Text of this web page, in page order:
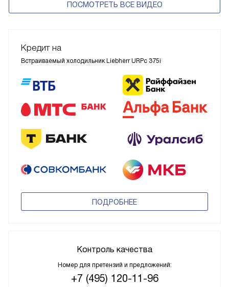
ПОСМОТРЕТЬ ВСЕ ВИДЕО
Кредит на
Встраиваемый холодильник Liebherr URPc 375i
ПОДРОБНЕЕ
Контроль качества
Номер для претензий и предложений:
+7 (495) 120-11-96